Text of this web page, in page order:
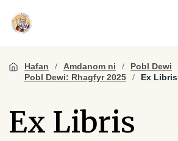
Hafan Amdanom ni
Pobl Dewi
Pobl Dewi: Rhagfyr 2025
Ex Libris
Ex Libris